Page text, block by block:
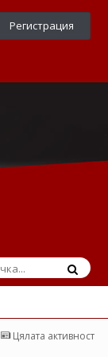
Регистрация
Цялата активност